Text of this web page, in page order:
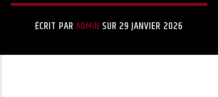
ÉCRIT PARADMIN SUR 29 JANVIER 2026